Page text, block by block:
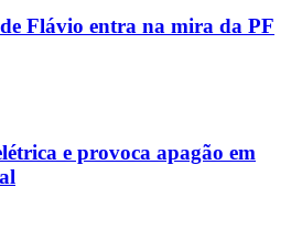
Flávio entra na mira da PF
e provoca apagão em